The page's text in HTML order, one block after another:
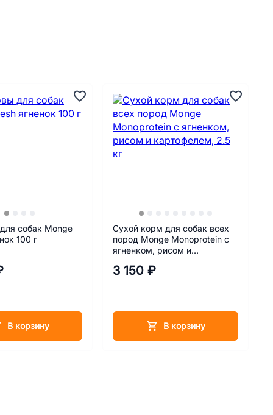
собак Monge
100 г
В корзину
Сухой корм для собак всех
пород Monge Monoprotein с
ягненком, рисом и
3 150 ₽
В корзину